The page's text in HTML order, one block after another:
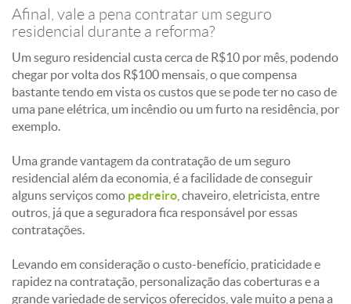
Afinal, vale a pena contratar um seguro
residencial durante a reforma?
Um seguro residencial custa cerca de R$10 por mês, podendo
chegar por volta dos R$100 mensais, o que compensa
bastante tendo em vista os custos que se pode ter no caso de
uma pane elétrica, um incêndio ou um furto na residência, por
exemplo.
Uma grande vantagem da contratação de um seguro
residencial além da economia, é a facilidade de conseguir
alguns serviços como pedreiro , chaveiro, eletricista, entre
outros, já que a seguradora fica responsável por essas
contratações.
Levando em consideração o custo-benefício, praticidade e
rapidez na contratação, personalização das coberturas e a
grande variedade de serviços oferecidos, vale muito a pena a